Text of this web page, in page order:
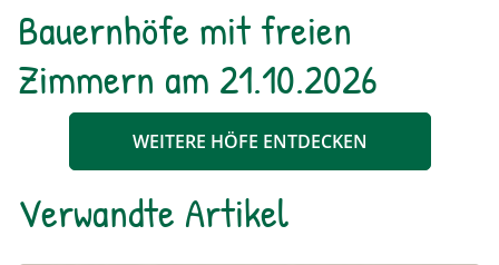
Bauernhöfe mit freien
Zimmern am 21.10.2026
WEITERE HÖFE ENTDECKEN
Verwandte Artikel